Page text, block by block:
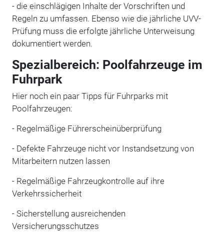
- die einschlägigen Inhalte der Vorschriften und
Regeln zu umfassen. Ebenso wie die jährliche UVV-
Prüfung muss die erfolgte jährliche Unterweisung
dokumentiert werden.
Spezialbereich: Poolfahrzeuge im
Fuhrpark
Hier noch ein paar Tipps für Fuhrparks mit
Poolfahrzeugen:
- Regelmäßige Führerscheinüberprüfung
- Defekte Fahrzeuge nicht vor Instandsetzung von
Mitarbeitern nutzen lassen
- Regelmäßige Fahrzeugkontrolle auf ihre
Verkehrssicherheit
- Sicherstellung ausreichenden
Versicherungsschutzes